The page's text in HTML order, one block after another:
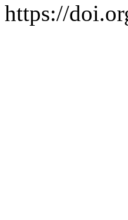
https://